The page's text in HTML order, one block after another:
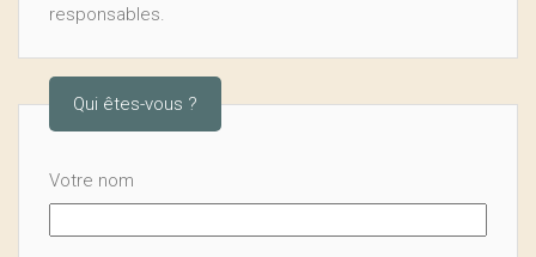
responsables.
Qui êtes-vous ?
Votre nom